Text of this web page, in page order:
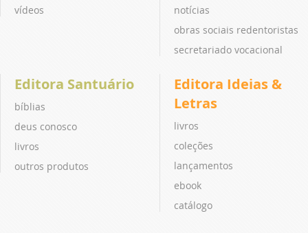
vídeos
notícias
obras sociais redentoristas
secretariado vocacional
Editora Santuário
bíblias
deus conosco
livros
outros produtos
Editora Ideias &
Letras
livros
coleções
lançamentos
ebook
catálogo